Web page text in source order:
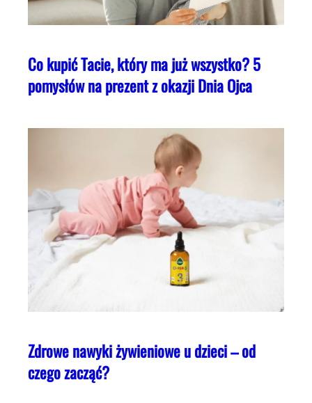
Co kupić Tacie, który ma już wszystko? 5
pomysłów na prezent z okazji Dnia Ojca
Zdrowe nawyki żywieniowe u dzieci – od
czego zacząć?